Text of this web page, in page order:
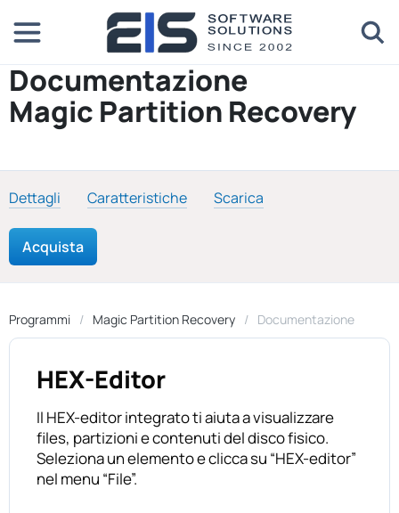
Documentazione
Magic Partition Recovery
Dettagli Caratteristiche Scarica
Acquista
Programmi Magic Partition Recovery Documentazione
HEX-Editor
Il HEX-editor integrato ti aiuta a visualizzare
files, partizioni e contenuti del disco fisico.
Seleziona un elemento e clicca su “HEX-editor”
nel menu “File”.